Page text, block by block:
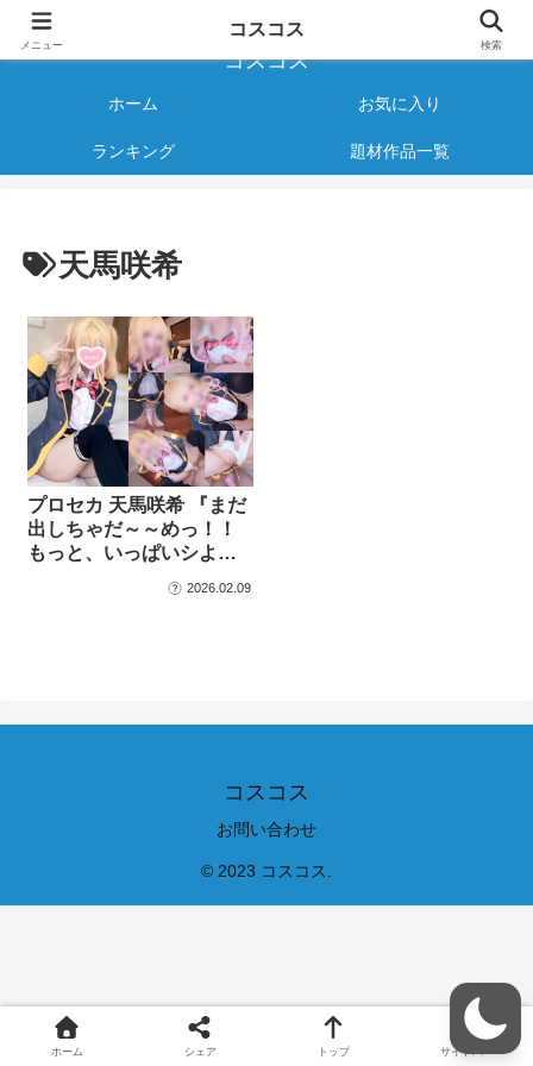
様々なジャンルのコスプレAVをご紹介する情報サイト
コスコス
ホーム お気に入り
ランキング 題材作品一覧
天馬咲希
プロセカ 天馬咲希 『まだ
出しちゃだ～～めっ！！
もっと、いっぱいシよ
2026.02.09
コスコス
お問い合わせ
© 2023 コスコス.
メニュー
コスコス
検索
ホーム シェア トップ サイドバー